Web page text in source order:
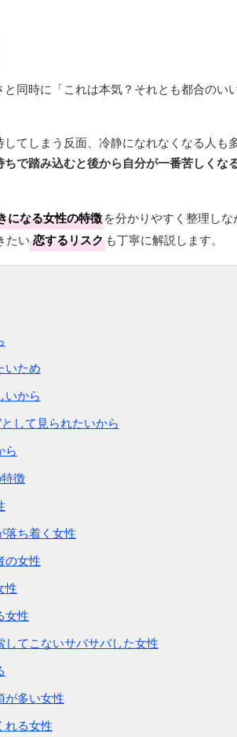
同時に「これは本気？それとも都合のい
てしまう反面、冷静になれなくなる人も多
で踏み込むと後から自分が一番苦しくな
になる女性の特徴を分かりやすく整理しな
たい 恋するリスク も丁寧に解説します。
いため
いから
して見られたいから
ら
徴
落ち着く女性
の女性
性
女性
てこないサバサバした女性
が多い女性
れる女性